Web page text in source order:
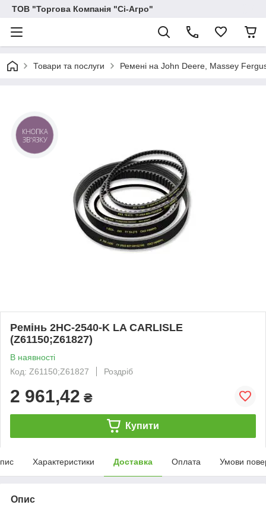
ТОВ "Торгова Компанія "Сі-Агро"
Товари та послуги Ремені на John Deere, Massey
Ремінь 2НС-2540-K LA CARLISLE
(Z61150;Z61827)
В наявності
Код: Z61150;Z61827
Роздріб
2 961,42 ₴
Купити
Характеристики Доставка Оплата Умови
Опис
КНОПКА
ЗВ'ЯЗКУ